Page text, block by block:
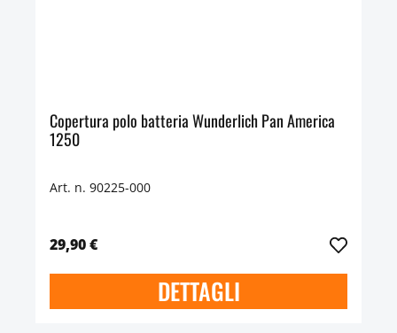
Copertura polo batteria Wunderlich Pan America
1250
Art. n. 90225-000
29,90 €
DETTAGLI